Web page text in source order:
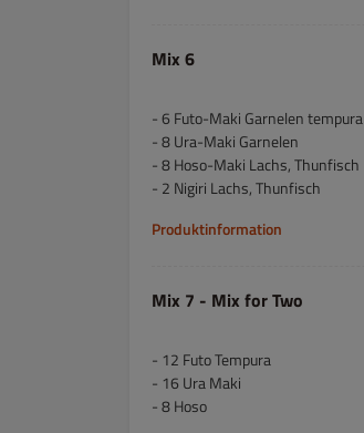
Mix 6
- 6 Futo-Maki Garnelen tempura
- 8 Ura-Maki Garnelen
- 8 Hoso-Maki Lachs, Thunfisch
- 2 Nigiri Lachs, Thunfisch
Produktinformation
Mix 7 - Mix for Two
- 12 Futo Tempura
- 16 Ura Maki
- 8 Hoso